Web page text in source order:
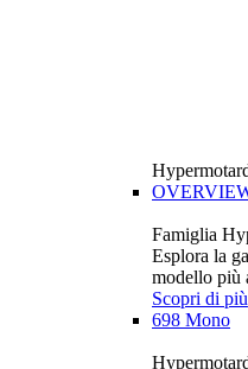
Famiglia
Esplora la
modello più
Scopri di più
698 Mono